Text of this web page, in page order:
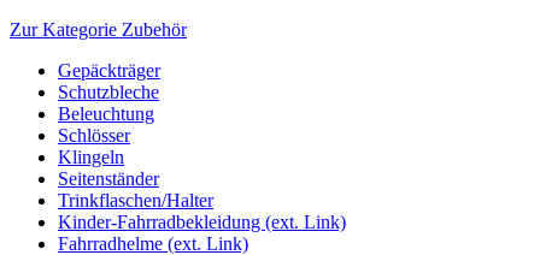
Zur Kategorie Zubehör
Gepäckträger
Schutzbleche
Beleuchtung
Schlösser
Klingeln
Seitenständer
Trinkflaschen/Halter
Kinder-Fahrradbekleidung (ext. Link)
Fahrradhelme (ext. Link)